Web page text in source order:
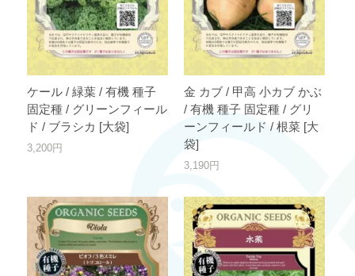
ケール / 緑葉 / 有機 種子
固定種 / グリーンフィール
ド / ブラシカ [大袋]
3,200円
金 カブ / 甲高 小カブ かぶ
/ 有機 種子 固定種 / グリ
ーンフィールド / 根菜 [大
袋]
3,190円